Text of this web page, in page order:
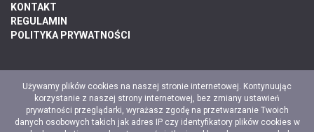
KONTAKT
REGULAMIN
POLITYKA PRYWATNOŚCI
Używamy plików cookies na naszej stronie internetowej. Kontynuując
korzystanie z naszej strony internetowej, bez zmiany ustawień
prywatności przeglądarki, wyrażasz zgodę na przetwarzanie Twoich
danych osobowych takich jak adres IP czy identyfikatory plików cookies w